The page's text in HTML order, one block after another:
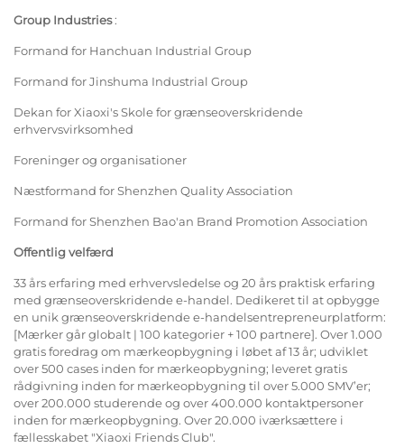
Group Industries:
Formand for Hanchuan Industrial Group
Formand for Jinshuma Industrial Group
Dekan for Xiaoxi's Skole for grænseoverskridende
erhvervsvirksomhed
Foreninger og organisationer
Næstformand for Shenzhen Quality Association
Formand for Shenzhen Bao'an Brand Promotion Association
Offentlig velfærd
33 års erfaring med erhvervsledelse og 20 års praktisk erfaring
med grænseoverskridende e-handel. Dedikeret til at opbygge
en unik grænseoverskridende e-handelsentrepreneurplatform:
[Mærker går globalt | 100 kategorier + 100 partnere]. Over 1.000
gratis foredrag om mærkeopbygning i løbet af 13 år; udviklet
over 500 cases inden for mærkeopbygning; leveret gratis
rådgivning inden for mærkeopbygning til over 5.000 SMV’er;
over 200.000 studerende og over 400.000 kontaktpersoner
inden for mærkeopbygning. Over 20.000 iværksættere i
fællesskabet "Xiaoxi Friends Club".